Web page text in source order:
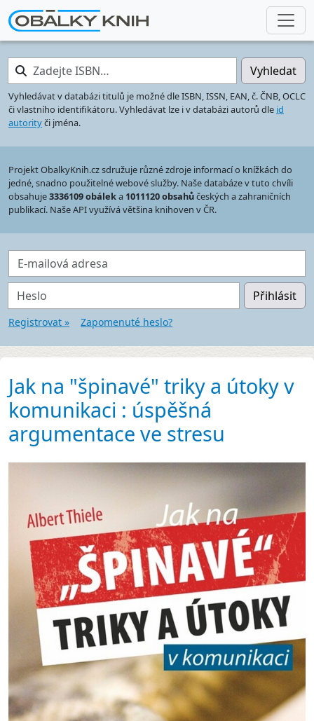
Zadejte ISBN… Vyhledat
Vyhledávat v databázi titulů je možné dle ISBN, ISSN, EAN, č. ČNB, OCLC
či vlastního identifikátoru. Vyhledávat lze i v databázi autorů dle id
autorityči jména.
Projekt ObalkyKnih.cz sdružuje různé zdroje informací o knížkách do
jedné, snadno použitelné webové služby. Naše databáze v tuto chvíli
obsahuje3336109 obáleka 1011120 obsahůčeských a zahraničních
publikací. Naše API využívá většina knihoven v ČR.
E-mailová adresa
Heslo Přihlásit
Registrovat » Zapomenuté heslo?
Jak na "špinavé" triky a útoky v
komunikaci : úspěšná
argumentace ve stresu